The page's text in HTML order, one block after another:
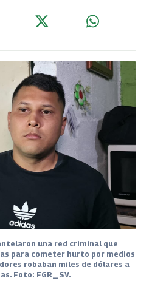
una red criminal que
para cometer hurto por medios
robaban miles de dólares a
Foto: FGR_SV.